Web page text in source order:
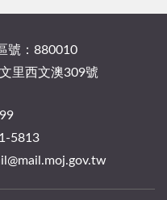
號：880010
里西文澳309號
5813